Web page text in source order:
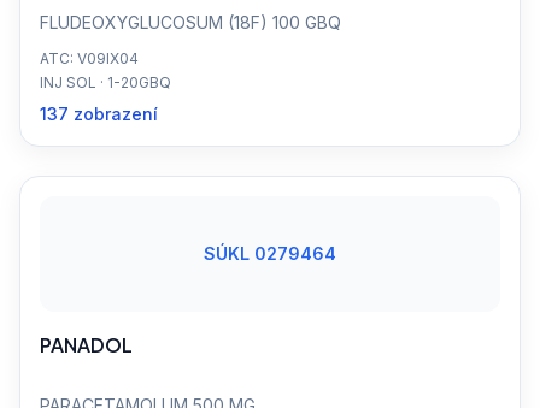
FLUDEOXYGLUCOSUM (18F) 100 GBQ
ATC: V09IX04
INJ SOL · 1-20GBQ
137 zobrazení
SÚKL 0279464
PANADOL